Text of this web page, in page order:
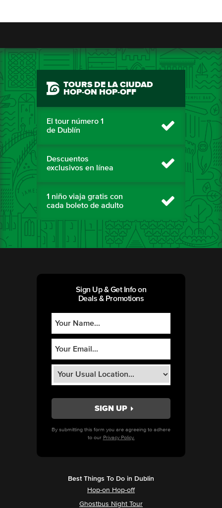
TOURS DE LA CIUDAD
HOP-ON HOP-OFF
El tour número 1
de Dublín
Descuentos
exclusivos en línea
1 niño viaja gratis con
cada boleto de adulto
Sign Up & Get Info on
Deals & Promotions
By submitting this form you are agreeing to adhere
to our Privacy Policy.
Best Things To Do in Dublin
Hop-on Hop-off
Ghostbus Night Tour